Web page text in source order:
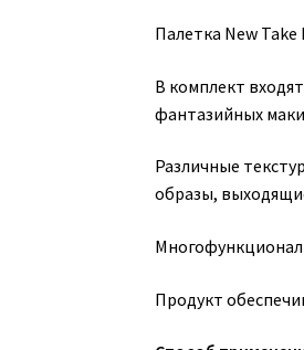
Палетка New
В комплект
фантазийных
Различные
образы,
Продукт